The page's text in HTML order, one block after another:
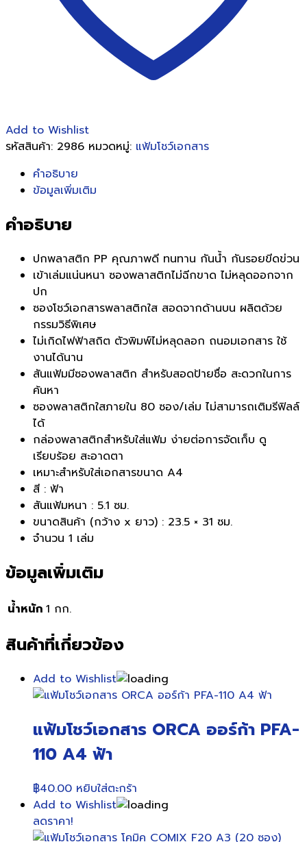
Add to Wishlist
รหัสสินค้า: 2986 หมวดหมู่: แฟ้มโชว์เอกสาร
คำอธิบาย
ข้อมูลเพิ่มเติม
คำอธิบาย
ปกพลาสติก PP คุณภาพดี ทนทาน กันน้ำ กันรอยขีดข่วน
เข้าเล่มแน่นหนา ซองพลาสติกไม่ฉีกขาด ไม่หลุดออกจาก
ปก
ซองโชว์เอกสารพลาสติกใส สอดจากด้านบน ผลิตด้วย
กรรมวิธีพิเศษ
ไม่เกิดไฟฟ้าสถิต ตัวพิมพ์ไม่หลุดลอก ถนอมเอกสาร ใช้
งานได้นาน
สันแฟ้มมีซองพลาสติก สำหรับสอดป้ายชื่อ สะดวกในการ
ค้นหา
ซองพลาสติกใสภายใน 80 ซอง/เล่ม ไม่สามารถเติมรีฟิลล์
ได้
กล่องพลาสติกสำหรับใส่แฟ้ม ง่ายต่อการจัดเก็บ ดู
เรียบร้อย สะอาดตา
เหมาะสำหรับใส่เอกสารขนาด A4
สี : ฟ้า
สันแฟ้มหนา : 5.1 ซม.
ขนาดสินค้า (กว้าง x ยาว) : 23.5 × 31 ซม.
จำนวน 1 เล่ม
ข้อมูลเพิ่มเติม
น้ำหนัก 1 กก.
สินค้าที่เกี่ยวข้อง
Add to Wishlist
แฟ้มโชว์เอกสาร ORCA ออร์ก้า PFA-
110 A4 ฟ้า
฿40.00 หยิบใส่ตะกร้า
Add to Wishlist
ลดราคา!